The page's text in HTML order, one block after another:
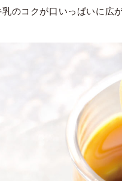
乳のコクが口いっぱいに広